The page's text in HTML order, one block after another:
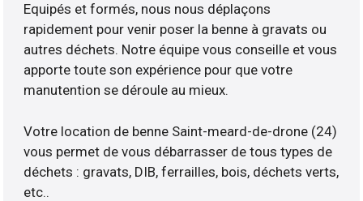
Equipés et formés, nous nous déplaçons
rapidement pour venir poser la benne à gravats ou
autres déchets. Notre équipe vous conseille et vous
apporte toute son expérience pour que votre
manutention se déroule au mieux.
Votre location de benne Saint-meard-de-drone (24)
vous permet de vous débarrasser de tous types de
déchets : gravats, DIB, ferrailles, bois, déchets verts,
etc..